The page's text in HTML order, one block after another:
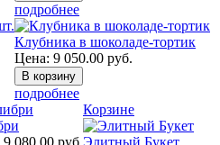
подробнее
Клубника в шоколаде-тортик
Цена: 9 050.00 руб.
подробнее
9 080.00 руб.
Корзине
Элитный Букет